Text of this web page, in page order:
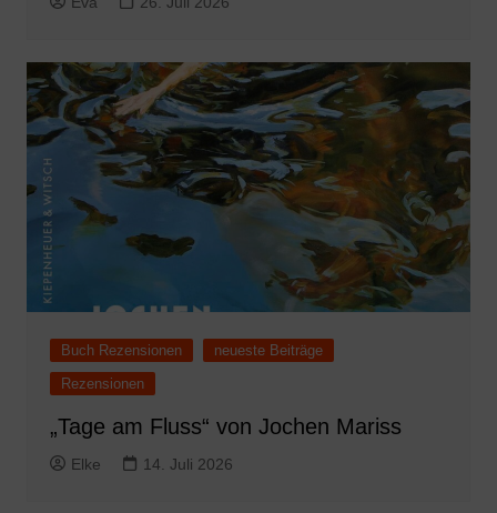
Buch Rezensionen
neueste Beiträge
Rezensionen
„Tage am Fluss“ von Jochen Mariss
Elke 14. Juli 2026